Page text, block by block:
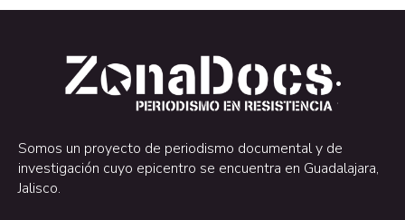
.
.
Somos un proyecto de periodismo documental y de
investigación cuyo epicentro se encuentra en Guadalajara,
Jalisco.